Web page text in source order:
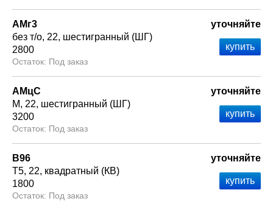
АМг3
без т/о 22 шестигранный (ШГ)
2800
Под заказ
уточняйте
АМцС
М
22 шестигранный (ШГ)
3200
Под заказ
уточняйте
В96
Т5 22 квадратный (КВ)
1800
Под заказ
уточняйте